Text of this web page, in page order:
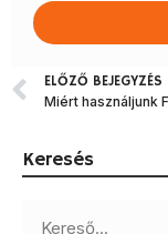
ELŐZŐ BEJEGYZÉS
Keresés